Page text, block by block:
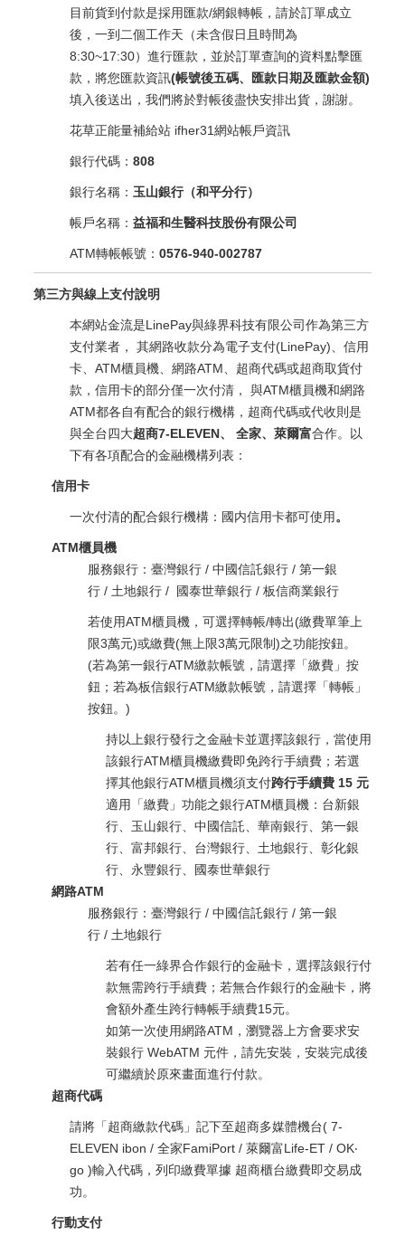
目前貨到付款是採用匯款/網銀轉帳，請於訂單成立
後，一到二個工作天（未含假日且時間為
8:30~17:30）進行匯款，並於訂單查詢的資料點擊匯
款，將您匯款資訊(帳號後五碼、匯款日期及匯款金額)
填入後送出，我們將於對帳後盡快安排出貨，謝謝。
花草正能量補給站 ifher31網站帳戶資訊
銀行代碼： 808
銀行名稱： 玉山銀行（和平分行）
帳戶名稱： 益福和生醫科技股份有限公司
ATM轉帳帳號： 0576-940-002787
第三方與線上支付說明
本網站金流是LinePay與綠界科技有限公司作為第三方
支付業者， 其網路收款分為電子支付(LinePay)、信用
卡、ATM櫃員機、網路ATM、超商代碼或超商取貨付
款，信用卡的部分僅一次付清， 與ATM櫃員機和網路
ATM都各自有配合的銀行機構，超商代碼或代收則是
與全台四大超商7-ELEVEN、 全家、萊爾富合作。以
下有各項配合的金融機構列表：
信用卡
一次付清的配合銀行機構：國内信用卡都可使用。
ATM櫃員機
服務銀行：臺灣銀行 / 中國信託銀行 / 第一銀
行 / 土地銀行 / 國泰世華銀行 / 板信商業銀行
若使用ATM櫃員機，可選擇轉帳/轉出(繳費單筆上
限3萬元)或繳費(無上限3萬元限制)之功能按鈕。
(若為第一銀行ATM繳款帳號，請選擇「繳費」按
鈕；若為板信銀行ATM繳款帳號，請選擇「轉帳」
按鈕。)
持以上銀行發行之金融卡並選擇該銀行，當使用
該銀行ATM櫃員機繳費即免跨行手續費；若選
擇其他銀行ATM櫃員機須支付跨行手續費 15 元
適用「繳費」功能之銀行ATM櫃員機：台新銀
行、玉山銀行、中國信託、華南銀行、第一銀
行、富邦銀行、台灣銀行、土地銀行、彰化銀
行、永豐銀行、國泰世華銀行
網路ATM
服務銀行：臺灣銀行 / 中國信託銀行 / 第一銀
行 / 土地銀行
若有任一綠界合作銀行的金融卡，選擇該銀行付
款無需跨行手續費；若無合作銀行的金融卡，將
會額外產生跨行轉帳手續費15元。
如第一次使用網路ATM，瀏覽器上方會要求安
裝銀行 WebATM 元件，請先安裝，安裝完成後
可繼續於原來畫面進行付款。
超商代碼
請將「超商繳款代碼」記下至超商多媒體機台( 7-
ELEVEN ibon / 全家FamiPort / 萊爾富Life-ET / OK‧
go )輸入代碼，列印繳費單據 超商櫃台繳費即交易成
功。
行動支付